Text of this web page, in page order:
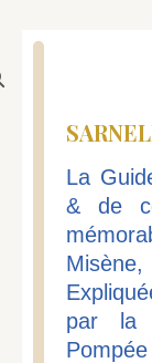
La
& de
par la